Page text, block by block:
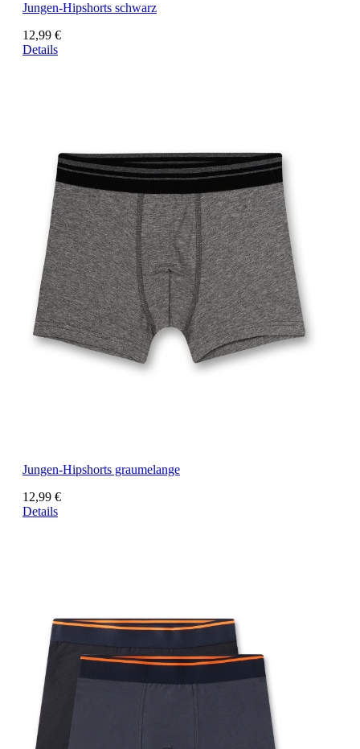
Jungen-Hipshorts schwarz
12,99 €
Details
Jungen-Hipshorts graumelange
12,99 €
Details